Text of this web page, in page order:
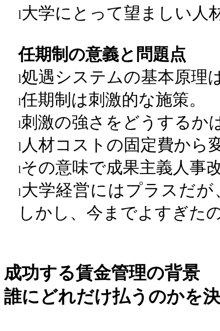
l大学にとって望ましい人
任期制の意義と問題点
l処遇システムの基本原理
l任期制は刺激的な施策。
l刺激の強さをどうするか
l 人材コストの固定費から
lその意味で成果主義人事
l大学経営にはプラスだ
しかし、今までよすぎた
成功する賃金管理の背景
誰にどれだけ払うのかを